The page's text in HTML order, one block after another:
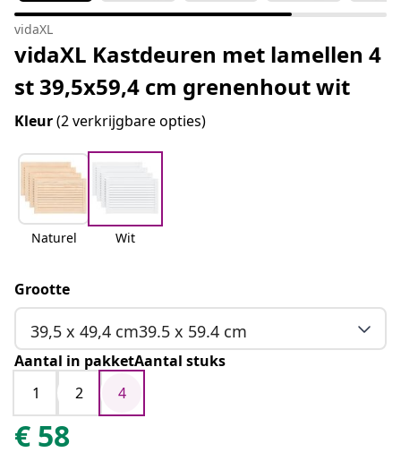
vidaXL
vidaXL Kastdeuren met lamellen 4
st 39,5x59,4 cm grenenhout wit
Kleur(2 verkrijgbare opties)
Naturel Wit
Grootte
39,5 x 49,4 cm39.5 x 59.4 cm
Aantal in pakketAantal stuks
1
2 4
€ 58